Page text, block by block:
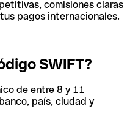
comisiones claras
pagos internacionales.
SWIFT?
de entre 8 y 11
país, ciudad y